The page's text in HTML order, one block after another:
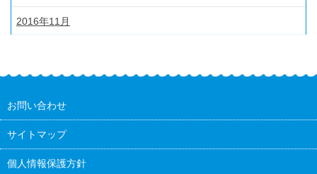
2016年11月
お問い合わせ
サイトマップ
個人情報保護方針